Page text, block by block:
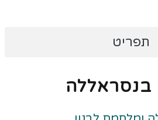
תפריט
בנסראללה